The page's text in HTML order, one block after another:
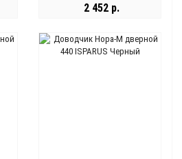
2 452 р.